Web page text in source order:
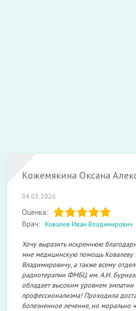
Кожемякина Оксана
04.03.2026
Оценка:
Врач:
Ковалев Иван Владимирович
Хочу выразить искреннюю
мне медицинскую помощь Ковалеву
Владимировичу, а также всему
радиотерапии ФМБЦ им. А.И.
обладает высоким уровнем эмпатии
профессионализма! Проходила
болезненное лечение, но морально